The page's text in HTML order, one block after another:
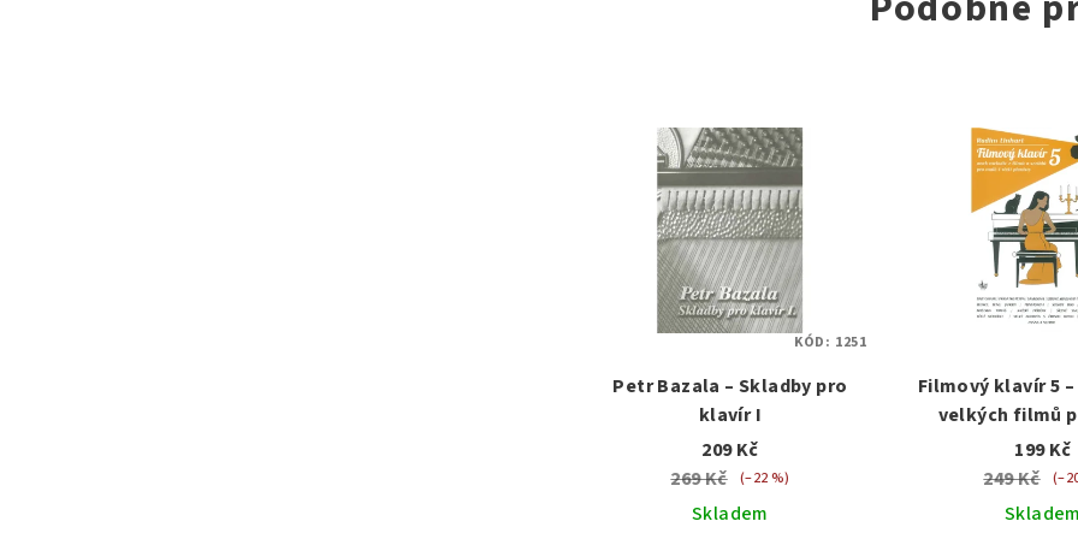
Petr Bazala – Skladby pro
klavír I
209 Kč
269 Kč
(–22 %)
Skladem
KÓD: 1251
Filmový klavír 5
velkých filmů
199 Kč
249 Kč